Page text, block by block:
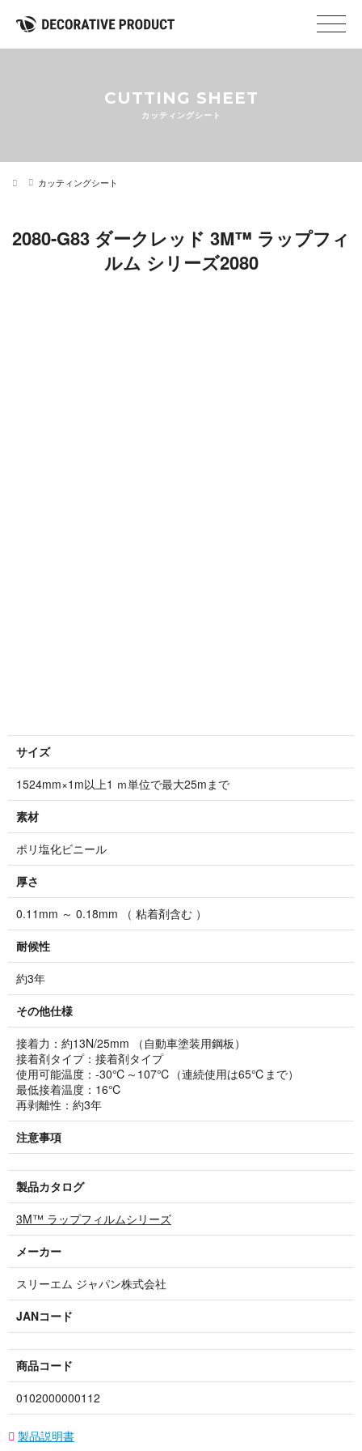
CUTTING SHEET
カッティングシート
カッティングシート
2080-G83 ダークレッド 3M™ ラップフィ
ルム シリーズ2080
サイズ
1524mm×1m以上1 ｍ単位で最大25mまで
素材
ポリ塩化ビニール
厚さ
0.11mm ～ 0.18mm （ 粘着剤含む ）
耐候性
約3年
その他仕様
接着力：約13N/25mm （自動車塗装用鋼板）
接着剤タイプ：接着剤タイプ
使用可能温度：-30℃～107℃（連続使用は65℃まで）
最低接着温度：16℃
再剥離性：約3年
注意事項
製品カタログ
3M™ ラップフィルムシリーズ
メーカー
スリーエム ジャパン株式会社
JANコード
商品コード
0102000000112
製品説明書